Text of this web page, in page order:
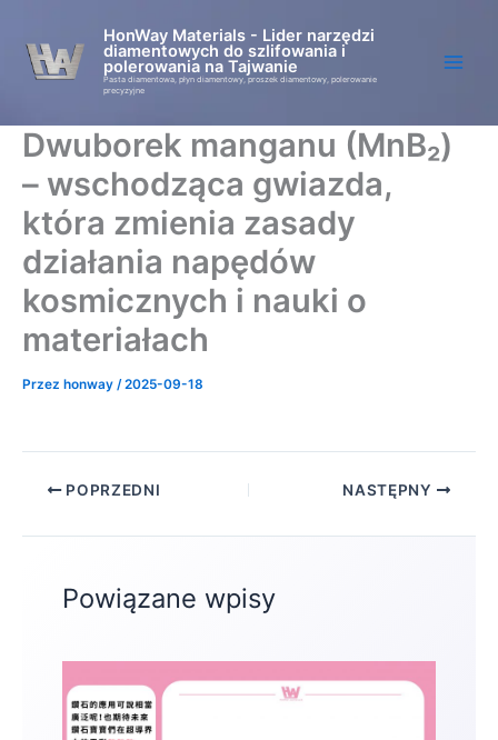
treści
HonWay Materials - Lider narzędzi
diamentowych do szlifowania i
polerowania na Tajwanie
Pasta diamentowa, płyn diamentowy, proszek diamentowy, polerowanie
precyzyjne
Dwuborek manganu (MnB₂)
– wschodząca gwiazda,
która zmienia zasady
działania napędów
kosmicznych i nauki o
materiałach
Przez honway /2025-09-18
POPRZEDNI NASTĘPNY
Powiązane wpisy